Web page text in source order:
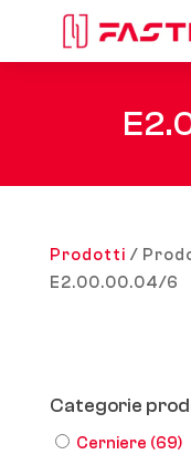
Prodotti /
E2.00.00.04/6
Categorie
Cerniere (69)